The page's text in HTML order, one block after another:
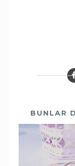
BUNLAR